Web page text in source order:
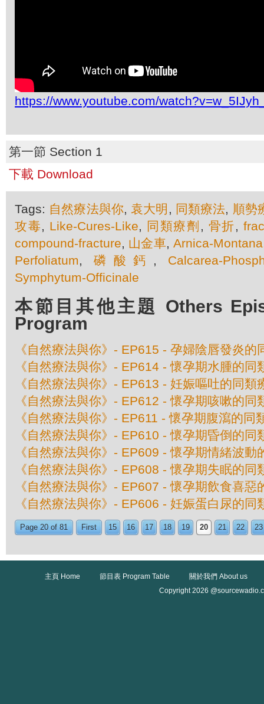
https://www.youtube.com/
第一節 Section 1
下載 Download
Tags: 自然療法與你,袁大明 , 同類療法, 順勢
攻毒, Like-Cures-Like, 同類療劑 , 骨折,
compound-fracture, 山金車,Arnica-Montana
Perfoliatum, 磷酸鈣 , Calcarea-
Symphytum-Officinale
本節目其他主題 Others
Program
《自然療法與你》- EP615 - 孕婦陰唇發炎的
《自然療法與你》- EP614 - 懷孕期水腫的同
《自然療法與你》- EP613 - 妊娠嘔吐的同類
《自然療法與你》- EP612 - 懷孕期咳嗽的同
《自然療法與你》- EP611 - 懷孕期腹瀉的同
《自然療法與你》- EP610 - 懷孕期昏倒的同
《自然療法與你》- EP609 - 懷孕期情緒波動
《自然療法與你》- EP608 - 懷孕期失眠的同
《自然療法與你》- EP607 - 懷孕期飲食喜惡
《自然療法與你》- EP606 - 妊娠蛋白尿的同
Page 20 of 81 First 15 16 17 18 19 20 21 22 23
主頁 Home 節目表 Program Table
關於我們 About us
Copyright 2026